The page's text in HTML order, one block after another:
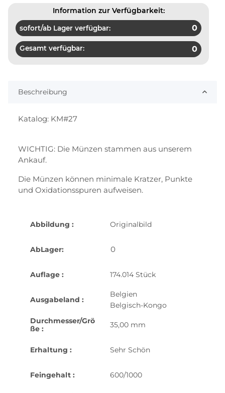
Information zur Verfügbarkeit:
sofort/ab Lager verfügbar: 0
Gesamt verfügbar: 0
Beschreibung
Katalog: KM#27
WICHTIG: Die Münzen stammen aus unserem
Ankauf.
Die Münzen können minimale Kratzer, Punkte
und Oxidationsspuren aufweisen.
Abbildung : Originalbild
AbLager: 0
Auflage : 174.014 Stück
Ausgabeland :
Belgien
Belgisch-Kongo
Durchmesser/Grö
ße :
35,00 mm
Erhaltung : Sehr Schön
Feingehalt : 600/1000